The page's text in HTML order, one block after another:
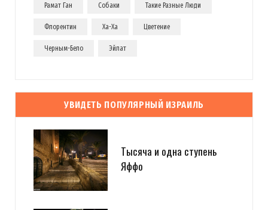
Рамат Ган Собаки Такие Разные Люди
Флорентин Ха-Ха Цветение
Черным-Бело Эйлат
УВИДЕТЬ ПОПУЛЯРНЫЙ ИЗРАИЛЬ
Тысяча и одна ступень
Яффо